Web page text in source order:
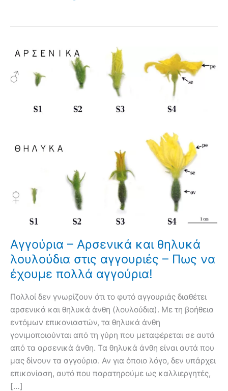
Αγγούρια – Αρσενικά και θηλυκά
λουλούδια στις αγγουριές – Πως να
έχουμε πολλά αγγούρια!
Πολλοί δεν γνωρίζουν ότι το φυτό αγγουριάς διαθέτει
αρσενικά και θηλυκά άνθη (λουλούδια). Με τη βοήθεια
εντόμων επικονιαστών, τα θηλυκά άνθη
γονιμοποιούνται από τη γύρη που μεταφέρεται σε αυτά
από τα αρσενικά άνθη. Τα θηλυκά άνθη είναι αυτά που
μας δίνουν τα αγγούρια. Αν για όποιο λόγο, δεν υπάρχει
επικονίαση, αυτό που παρατηρούμε ως καλλιεργητές,
[…]